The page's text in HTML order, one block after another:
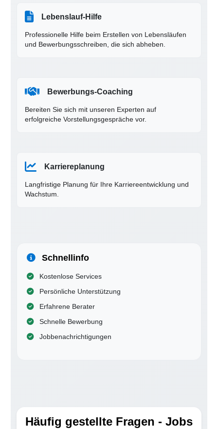
Lebenslauf-Hilfe
Professionelle Hilfe beim Erstellen von Lebensläufen
und Bewerbungsschreiben, die sich abheben.
Bewerbungs-Coaching
Bereiten Sie sich mit unseren Experten auf
erfolgreiche Vorstellungsgespräche vor.
Karriereplanung
Langfristige Planung für Ihre Karriereentwicklung und
Wachstum.
Schnellinfo
Kostenlose Services
Persönliche Unterstützung
Erfahrene Berater
Schnelle Bewerbung
Jobbenachrichtigungen
Häufig gestellte Fragen - Jobs